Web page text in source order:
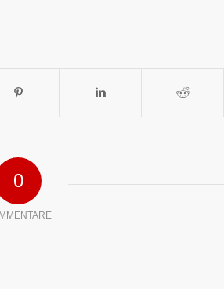
0